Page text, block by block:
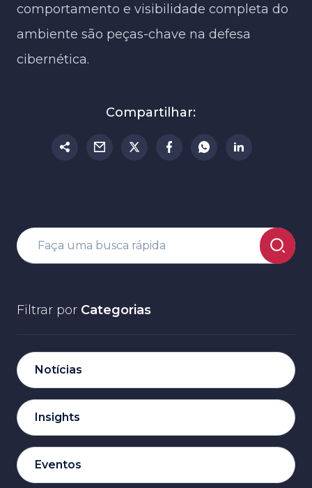
comportamento e visibilidade completa do
ambiente são peças-chave na defesa
cibernética.
Compartilhar:
Filtrar por Categorias
Notícias
Insights
Eventos